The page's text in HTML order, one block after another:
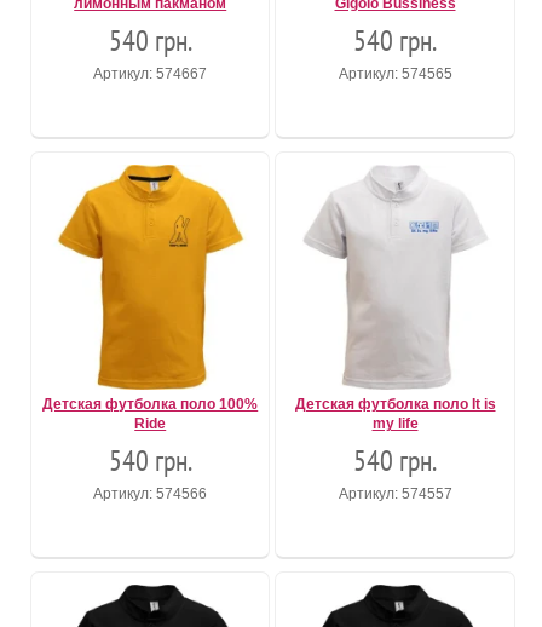
540 грн.
Артикул: 574667
540 грн.
Артикул: 574565
Детская футболка поло 100%
Ride
540 грн.
Артикул: 574566
Детская футболка поло It is
my life
540 грн.
Артикул: 574557